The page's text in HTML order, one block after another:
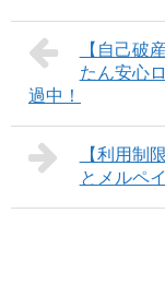
【自己破
たん安心
過中！
【利用制
とメルペ